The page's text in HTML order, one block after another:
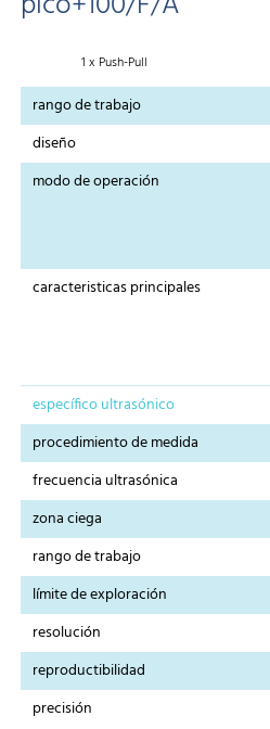
1 x Push-Pull
rango de trabajo
diseño
modo de operación
caracteristicas principales
específico ultrasónico
procedimiento de medida
frecuencia ultrasónica
zona ciega
rango de trabajo
límite de exploración
resolución
reproductibilidad
precisión